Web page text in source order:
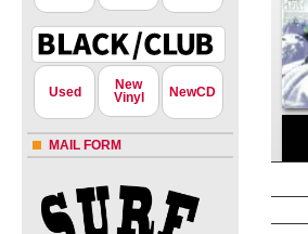
Used
New
Vinyl
NewCD
MAIL FORM